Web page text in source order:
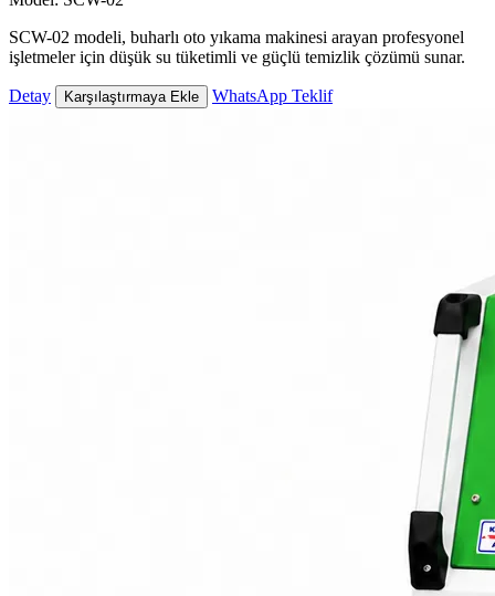
SCW-02 modeli, buharlı oto yıkama makinesi arayan profesyonel
işletmeler için düşük su tüketimli ve güçlü temizlik çözümü sunar.
Detay Karşılaştırmaya Ekle WhatsApp Teklif